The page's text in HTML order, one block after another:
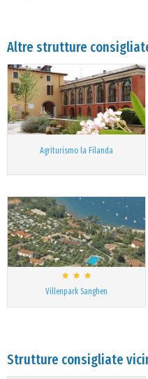
Altre strutture
Agriturismo la Filanda
Villenpark Sanghen
Strutture consigliate